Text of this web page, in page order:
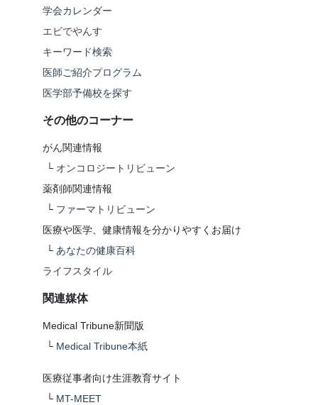
学会カレンダー
エビでやんす
キーワード検索
医師ご紹介プログラム
医学部予備校を探す
その他のコーナー
がん関連情報
└ オンコロジートリビューン
薬剤師関連情報
└ ファーマトリビューン
医療や医学、健康情報を分かりやすくお届け
└ あなたの健康百科
ライフスタイル
関連媒体
Medical Tribune新聞版
└ Medical Tribune本紙
医療従事者向け生涯教育サイト
└ MT-MEET